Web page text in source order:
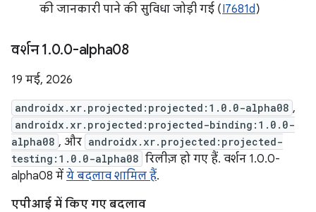
की जानकारी पाने की सुविधा जोड़ी गई (I7681d)
वर्शन 1.0.0-alpha08
19 मई, 2026
androidx.xr.projected:projected:1.0.0-alpha08 ,
androidx.xr.projected:projected-binding:1.0.0-
alpha08 , और androidx.xr.projected:projected-
testing:1.0.0-alpha08 रिलीज़ हो गए हैं. वर्शन 1.0.0-
alpha08 में ये बदलाव शामिल हैं.
एपीआई में किए गए बदलाव